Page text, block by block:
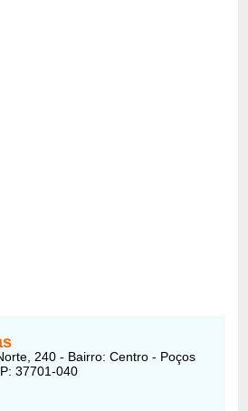
240 - Bairro: Centro - Poços
37701-040